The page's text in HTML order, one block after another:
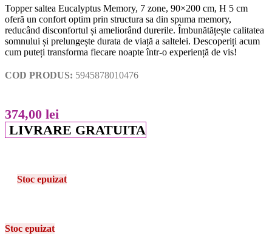
Topper saltea Eucalyptus Memory, 7 zone, 90×200 cm, H 5 cm
oferă un confort optim prin structura sa din spuma memory,
reducând disconfortul și ameliorând durerile. Îmbunătățește calitatea
somnului și prelungește durata de viață a saltelei. Descoperiți acum
cum puteți transforma fiecare noapte într-o experiență de vis!
COD PRODUS: 5945878010476
374,00 lei
LIVRARE GRATUITA
Stoc epuizat
Stoc epuizat